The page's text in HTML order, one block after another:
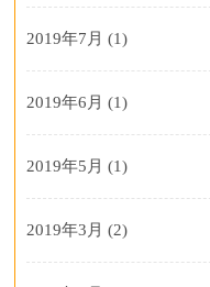
2019年7月 (1)
2019年6月 (1)
2019年5月 (1)
2019年3月 (2)